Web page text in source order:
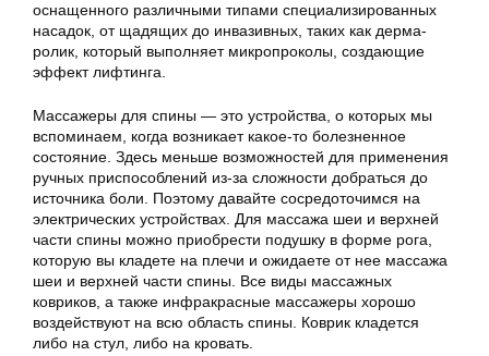
оснащенного различными типами специализированных
насадок, от щадящих до инвазивных, таких как дерма-
ролик, который выполняет микропроколы, создающие
эффект лифтинга.
Массажеры для спины — это устройства, о которых мы
вспоминаем, когда возникает какое-то болезненное
состояние. Здесь меньше возможностей для применения
ручных приспособлений из-за сложности добраться до
источника боли. Поэтому давайте сосредоточимся на
электрических устройствах. Для массажа шеи и верхней
части спины можно приобрести подушку в форме рога,
которую вы кладете на плечи и ожидаете от нее массажа
шеи и верхней части спины. Все виды массажных
ковриков, а также инфракрасные массажеры хорошо
воздействуют на всю область спины. Коврик кладется
либо на стул, либо на кровать.